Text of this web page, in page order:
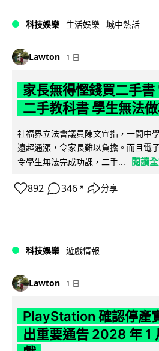
科技娛樂 生活娛樂 城中熱話
Lawton 1 日
家長無得慳錢買二手
二手教科書 學生無法
社福界立法會議員陳文宜指，一間中
遠超通漲，令家長難以負擔。而且電
令學生無法完成功課，二手...
閱讀
892 346 ↗ 分享
科技娛樂 遊戲情報
Lawton 1 日
PlayStation 確認停產
出重要通告 2028 年 1